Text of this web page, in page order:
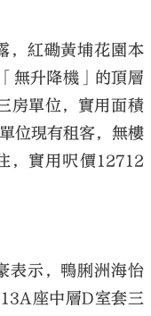
，紅磡黃埔花園本
無升降機」的頂層
房單位，實用面積
位現有租客，無樓
，實用呎價12712
表示，鴨脷洲海怡
座中層D室套三